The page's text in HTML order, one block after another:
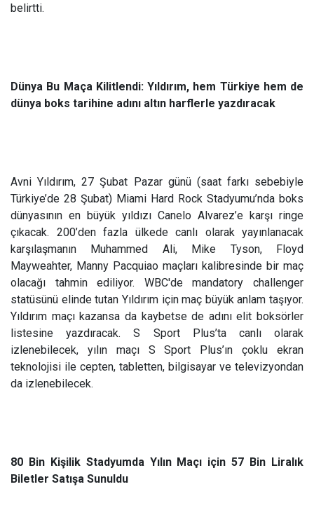
belirtti.
Dünya Bu Maça Kilitlendi: Yıldırım, hem Türkiye hem de
dünya boks tarihine adını altın harflerle yazdıracak
Avni Yıldırım, 27 Şubat Pazar günü (saat farkı sebebiyle
Türkiye’de 28 Şubat) Miami Hard Rock Stadyumu’nda boks
dünyasının en büyük yıldızı Canelo Alvarez’e karşı ringe
çıkacak. 200’den fazla ülkede canlı olarak yayınlanacak
karşılaşmanın Muhammed Ali, Mike Tyson, Floyd
Mayweahter, Manny Pacquiao maçları kalibresinde bir maç
olacağı tahmin ediliyor. WBC'de mandatory challenger
statüsünü elinde tutan Yıldırım için maç büyük anlam taşıyor.
Yıldırım maçı kazansa da kaybetse de adını elit boksörler
listesine yazdıracak. S Sport Plus’ta canlı olarak
izlenebilecek, yılın maçı S Sport Plus’ın çoklu ekran
teknolojisi ile cepten, tabletten, bilgisayar ve televizyondan
da izlenebilecek.
80 Bin Kişilik Stadyumda Yılın Maçı için 57 Bin Liralık
Biletler Satışa Sunuldu